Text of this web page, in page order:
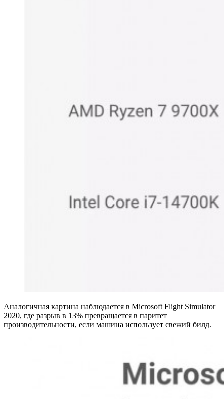
Аналогичная картина наблюдается в Microsoft Flight Simulator
2020, где разрыв в 13% превращается в паритет
производительности, если машина использует свежий билд.